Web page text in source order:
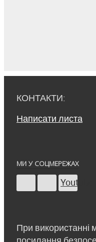
КОНТАКТИ:
Написати листа
МИ У СОЦМЕРЕЖАХ
Youtube
При використанні